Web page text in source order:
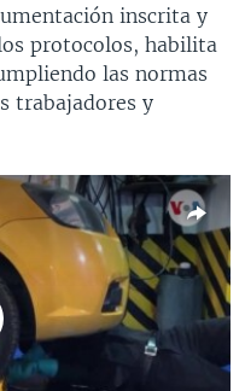
inscrita y
protocolos, habilita
las normas
trabajadores y
available